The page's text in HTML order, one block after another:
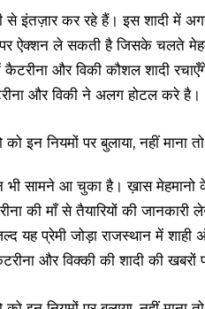
से इंतज़ार कर रहे हैं। इस शादी में
ऐक्शन ले सकती है जिसके चलते
और विकी कौशल शादी
और विकी ने अलग होटल करे है।
भी सामने आ चुका है। ख़ास मेहमानो
की माँ से तैयारियों की
यह प्रेमी जोड़ा राजस्थान में
और विक्की की शादी की